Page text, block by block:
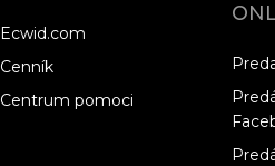
Ecwid.com
Cenník
Centrum pomoci